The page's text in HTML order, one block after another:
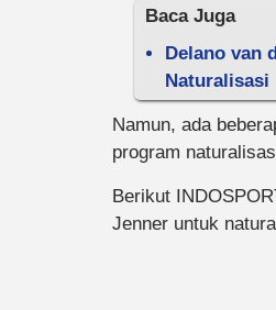
Baca Juga
Delano van
Naturalisasi
Namun, ada
program
Berikut
Jenner untuk